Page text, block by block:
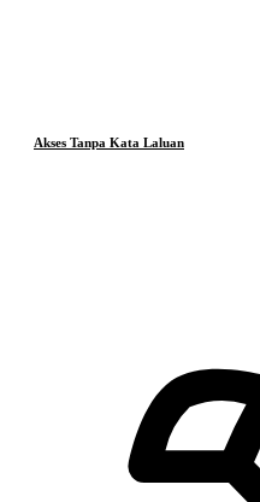
Akses Tanpa Kata Laluan